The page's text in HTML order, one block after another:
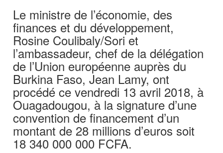
Le ministre de l’économie, des
finances et du développement,
Rosine Coulibaly/Sori et
l’ambassadeur, chef de la délégation
de l’Union européenne auprès du
Burkina Faso, Jean Lamy, ont
procédé ce vendredi 13 avril 2018, à
Ouagadougou, à la signature d’une
convention de financement d’un
montant de 28 millions d’euros soit
18 340 000 000 FCFA.